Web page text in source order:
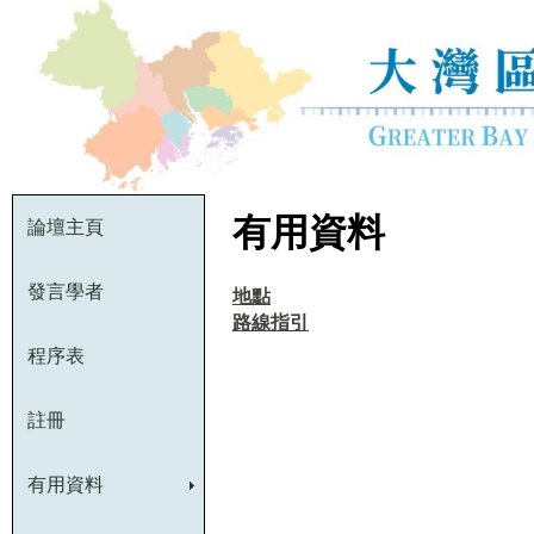
論壇主頁
發言學者
程序表
註冊
有用資料
有用資料
地點
路線指引